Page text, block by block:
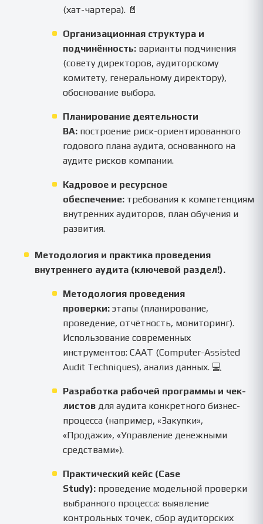
(хат-чартера). 📄
Организационная структура и
подчинённость: варианты подчинения
(совету директоров, аудиторскому
комитету, генеральному директору),
обоснование выбора.
Планирование деятельности
ВА: построение риск-ориентированного
годового плана аудита, основанного на
аудите рисков компании.
Кадровое и ресурсное
обеспечение: требования к компетенциям
внутренних аудиторов, план обучения и
развития.
Методология и практика проведения
внутреннего аудита (ключевой раздел!).
Методология проведения
проверки: этапы (планирование,
проведение, отчётность, мониторинг).
Использование современных
инструментов: CAAT (Computer-Assisted
Audit Techniques), анализ данных. 💻
Разработка рабочей программы и чек-
листов для аудита конкретного бизнес-
процесса (например, «Закупки»,
«Продажи», «Управление денежными
средствами»).
Практический кейс (Case
Study): проведение модельной проверки
выбранного процесса: выявление
контрольных точек, сбор аудиторских